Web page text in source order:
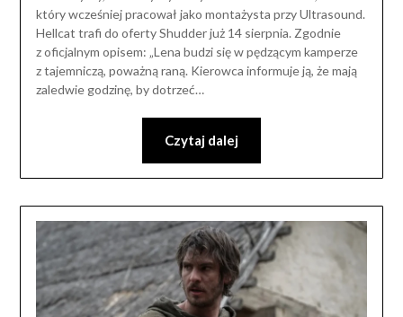
który wcześniej pracował jako montażysta przy Ultrasound.
Hellcat trafi do oferty Shudder już 14 sierpnia. Zgodnie
z oficjalnym opisem: „Lena budzi się w pędzącym kamperze
z tajemniczą, poważną raną. Kierowca informuje ją, że mają
zaledwie godzinę, by dotrzeć…
Czytaj dalej